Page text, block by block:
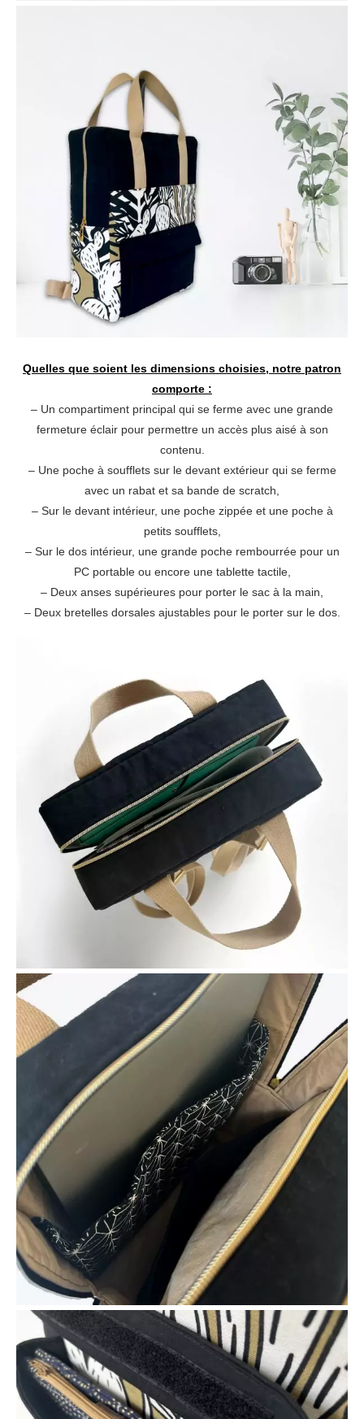
Quelles que soient les dimensions choisies, notre patron
comporte :
– Un compartiment principal qui se ferme avec une grande
fermeture éclair pour permettre un accès plus aisé à son
contenu.
– Une poche à soufflets sur le devant extérieur qui se ferme
avec un rabat et sa bande de scratch,
– Sur le devant intérieur, une poche zippée et une poche à
petits soufflets,
– Sur le dos intérieur, une grande poche rembourrée pour un
PC portable ou encore une tablette tactile,
– Deux anses supérieures pour porter le sac à la main,
– Deux bretelles dorsales ajustables pour le porter sur le dos.